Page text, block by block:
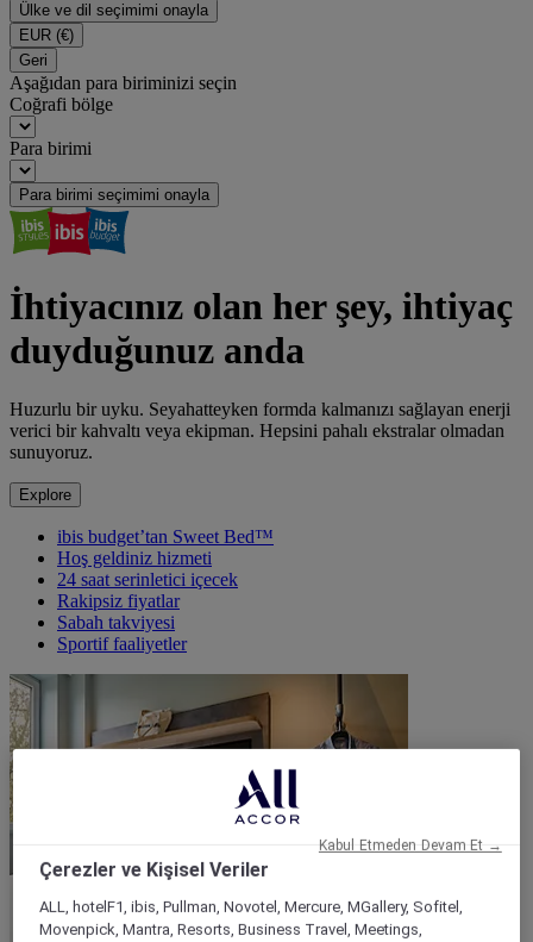
Ülke ve dil seçimimi onayla
EUR (€)
Geri
Aşağıdan para biriminizi seçin
Coğrafi bölge
Para birimi
Para birimi seçimimi onayla
İhtiyacınız olan her şey, ihtiyaç
duyduğunuz anda
Huzurlu bir uyku. Seyahatteyken formda kalmanızı sağlayan enerji
verici bir kahvaltı veya ekipman. Hepsini pahalı ekstralar olmadan
sunuyoruz.
Explore
ibis budget’tan Sweet Bed™
Hoş geldiniz hizmeti
24 saat serinletici içecek
Rakipsiz fiyatlar
Sabah takviyesi
Sportif faaliyetler
Çerezler ve Kişisel Veriler
ALL, hotelF1, ibis, Pullman, Novotel, Mercure, MGallery, Sofitel,
Movenpick, Mantra, Resorts, Business Travel, Meetings,
Kabul Etmeden Devam Et →